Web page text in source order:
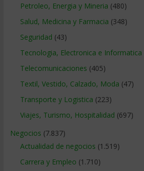
Petroleo, Energia y Mineria (480)
Salud, Medicina y Farmacia (348)
Seguridad (43)
Tecnologia, Electronica e Informatica
Telecomunicaciones (405)
Textil, Vestido, Calzado, Moda (47)
Transporte y Logistica (223)
Viajes, Turismo, Hospitalidad (697)
Negocios (7.837)
Actualidad de negocios (1.519)
Carrera y Empleo (1.710)